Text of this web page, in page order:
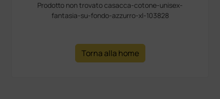
Prodotto non trovato casacca-cotone-unisex-
fantasia-su-fondo-azzurro-xl-103828
Torna alla home